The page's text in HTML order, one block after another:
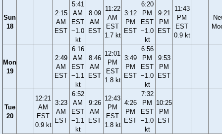
Sun
18
2:15
AM
EST
5:41
AM
EST
−1.0
kt
8:09
AM
EST
11:22
AM
EST
1.7 kt
3:12
PM
EST
6:20
PM
EST
−1.0
kt
9:21
PM
EST
11:43
PM
EST
0.9 kt
Mon
19
2:49
AM
EST
6:16
AM
EST
−1.1
kt
8:46
AM
EST
12:01
PM
EST
1.8 kt
3:49
PM
EST
6:56
PM
EST
−1.0
kt
9:53
PM
EST
Tue
20
12:21
AM
EST
0.9 kt
3:23
AM
EST
6:52
AM
EST
−1.1
kt
9:26
AM
EST
12:43
PM
EST
1.8 kt
4:26
PM
EST
7:32
PM
EST
−1.0
kt
10:25
PM
EST